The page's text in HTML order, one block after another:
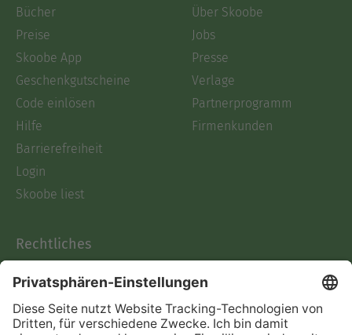
Bücher
Preise
Skoobe App
Geschenkgutscheine
Code einlösen
Hilfe
Barrierefreiheit
Login
Skoobe liest
Über Skoobe
Jobs
Presse
Verlage
Partnerprogramm
Firmenkunden
Rechtliches
AGB
Informationen nach Data
Act